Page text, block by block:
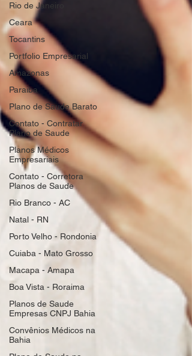
Rio de Janeiro
Ceara
Tocantins
Portfolio Empresarial
Amazonas
Paraiba
Plano de Saude Barato
Contato - Contratar
Plano de Saude
Planos Médicos
Empresariais
Contato - Corretora
Planos de Saude
Rio Branco - AC
Natal - RN
Porto Velho - Rondonia
Cuiaba - Mato Grosso
Macapa - Amapa
Boa Vista - Roraima
Planos de Saude
Empresas CNPJ Bahia
Convênios Médicos na
Bahia